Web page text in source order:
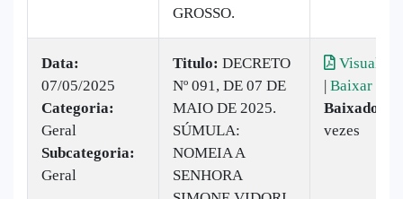
GROSSO.
Data:
07/05/2025
Categoria:
Geral
Subcategoria:
Geral
Titulo: DECRETO
Nº 091, DE 07 DE
MAIO DE 2025.
SÚMULA:
NOMEIA A
SENHORA
Visualizar
| Baixar
Baixado:
vezes